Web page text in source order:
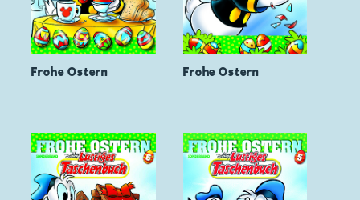
Frohe Ostern Frohe Ostern